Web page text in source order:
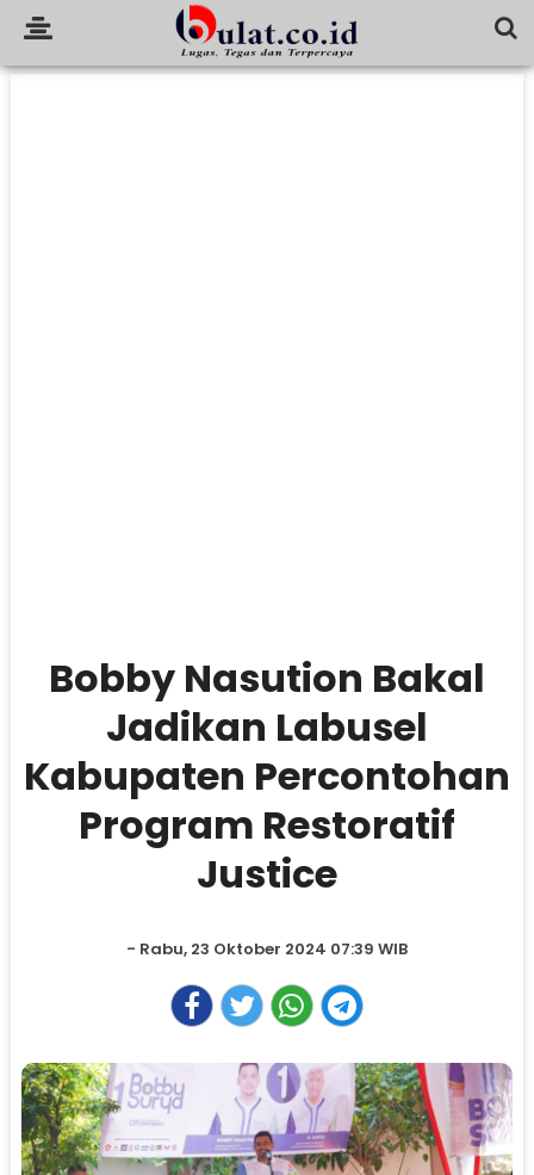
Bobby Nasution Bakal
Jadikan Labusel
Kabupaten Percontohan
Program Restoratif
Justice
- Rabu, 23 Oktober 2024 07:39 WIB